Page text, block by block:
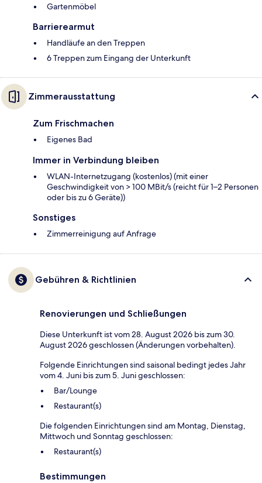
Gartenmöbel
Barrierearmut
Handläufe an den Treppen
6 Treppen zum Eingang der Unterkunft
Zimmerausstattung
Zum Frischmachen
Eigenes Bad
Immer in Verbindung bleiben
WLAN-Internetzugang (kostenlos) (mit einer
Geschwindigkeit von > 100 MBit/s (reicht für 1–2 Personen
oder bis zu 6 Geräte))
Sonstiges
Zimmerreinigung auf Anfrage
Gebühren & Richtlinien
Renovierungen und Schließungen
Diese Unterkunft ist vom 28. August 2026 bis zum 30.
August 2026 geschlossen (Änderungen vorbehalten).
Folgende Einrichtungen sind saisonal bedingt jedes Jahr
vom 4. Juni bis zum 5. Juni geschlossen:
Bar/Lounge
Restaurant(s)
Die folgenden Einrichtungen sind am Montag, Dienstag,
Mittwoch und Sonntag geschlossen:
Restaurant(s)
Bestimmungen